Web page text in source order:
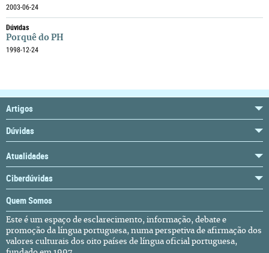
2003-06-24
Dúvidas
Porquê do PH
1998-12-24
Artigos
Dúvidas
Atualidades
Ciberdúvidas
Quem Somos
Este é um espaço de esclarecimento, informação, debate e
promoção da língua portuguesa, numa perspetiva de afirmação dos
valores culturais dos oito países de língua oficial portuguesa,